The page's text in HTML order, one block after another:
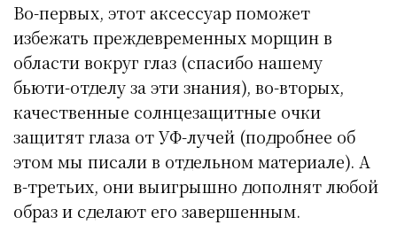
Во-первых, этот аксессуар поможет
избежать преждевременных морщин в
области вокруг глаз (спасибо нашему
бьюти-отделу за эти знания), во-вторых,
качественные солнцезащитные очки
защитят глаза от УФ-лучей (подробнее об
этом мы писали в отдельном материале). А
в-третьих, они выигрышно дополнят любой
образ и сделают его завершенным.